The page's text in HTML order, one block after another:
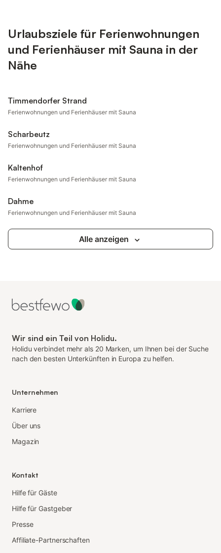
Urlaubsziele für Ferienwohnungen
und Ferienhäuser mit Sauna in der
Nähe
Timmendorfer Strand
Ferienwohnungen und Ferienhäuser mit Sauna
Scharbeutz
Ferienwohnungen und Ferienhäuser mit Sauna
Kaltenhof
Ferienwohnungen und Ferienhäuser mit Sauna
Dahme
Ferienwohnungen und Ferienhäuser mit Sauna
Alle anzeigen
Wir sind ein Teil von Holidu.
Holidu verbindet mehr als 20 Marken, um Ihnen bei der Suche
nach den besten Unterkünften in Europa zu helfen.
Unternehmen
Karriere
Über uns
Magazin
Kontakt
Hilfe für Gäste
Hilfe für Gastgeber
Presse
Affiliate-Partnerschaften